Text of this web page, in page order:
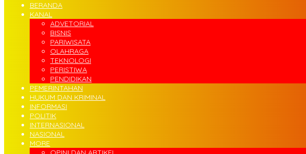
BERANDA
KANAL
ADVETORIAL
BISNIS
PARIWISATA
OLAHRAGA
TEKNOLOGI
PERISTIWA
PENDIDIKAN
PEMERINTAHAN
HUKUM DAN KRIMINAL
INFORMASI
POLITIK
INTERNASIONAL
NASIONAL
MORE